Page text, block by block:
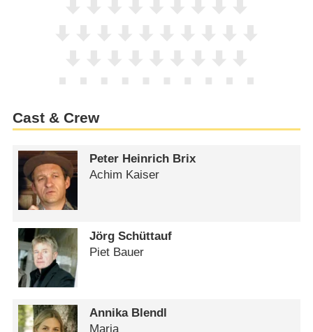
Cast & Crew
Peter Heinrich Brix
Achim Kaiser
Jörg Schüttauf
Piet Bauer
Annika Blendl
Maria